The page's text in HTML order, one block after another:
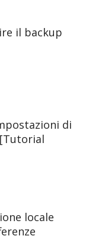
il backup
di
locale